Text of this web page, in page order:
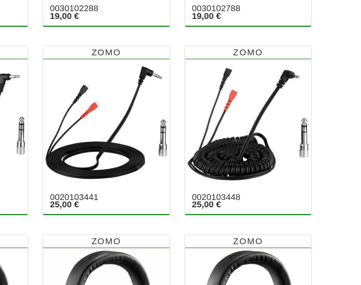
0030102288
19,00 €
0030102788
19,00 €
ZOMO
0020103441
25,00 €
ZOMO
0020103448
25,00 €
ZOMO ZOMO